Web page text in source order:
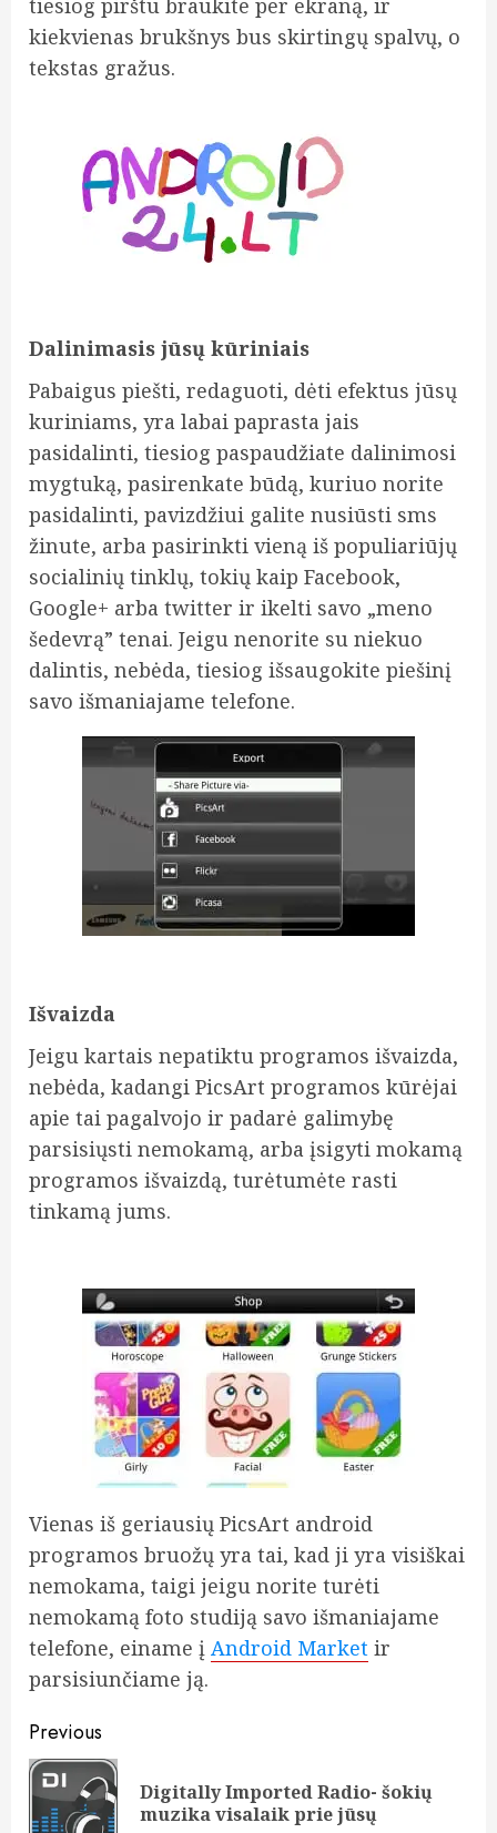
tiesiog pirštu braukite per ekraną, ir
kiekvienas brukšnys bus skirtingų spalvų, o
tekstas gražus.
Dalinimasis jūsų kūriniais
Pabaigus piešti, redaguoti, dėti efektus jūsų
kuriniams, yra labai paprasta jais
pasidalinti, tiesiog paspaudžiate dalinimosi
mygtuką, pasirenkate būdą, kuriuo norite
pasidalinti, pavizdžiui galite nusiūsti sms
žinute, arba pasirinkti vieną iš populiariūjų
socialinių tinklų, tokių kaip Facebook,
Google+ arba twitter ir ikelti savo „meno
šedevrą” tenai. Jeigu nenorite su niekuo
dalintis, nebėda, tiesiog išsaugokite piešinį
savo išmaniajame telefone.
Išvaizda
Jeigu kartais nepatiktu programos išvaizda,
nebėda, kadangi PicsArt programos kūrėjai
apie tai pagalvojo ir padarė galimybę
parsisiųsti nemokamą, arba įsigyti mokamą
programos išvaizdą, turėtumėte rasti
tinkamą jums.
Vienas iš geriausių PicsArt android
programos bruožų yra tai, kad ji yra visiškai
nemokama, taigi jeigu norite turėti
nemokamą foto studiją savo išmaniajame
telefone, einame į Android Market ir
parsisiunčiame ją.
Post
navigation
Previous
Digitally Imported Radio- šokių
muzika visalaik prie jūsų